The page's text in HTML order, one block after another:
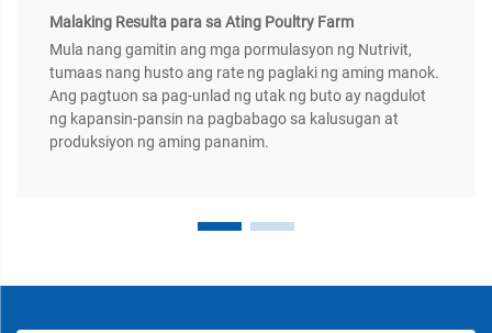
Malaking Resulta para sa Ating Poultry Farm
Mula nang gamitin ang mga pormulasyon ng Nutrivit,
tumaas nang husto ang rate ng paglaki ng aming manok.
Ang pagtuon sa pag-unlad ng utak ng buto ay nagdulot
ng kapansin-pansin na pagbabago sa kalusugan at
produksiyon ng aming pananim.